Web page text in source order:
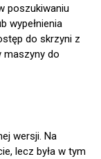
poszukiwaniu
wypełnienia
do skrzyni z
maszyny do
wersji. Na
lecz była w tym